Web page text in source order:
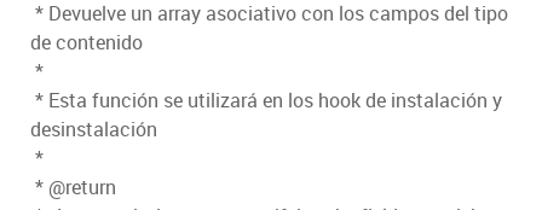
* Devuelve un array asociativo con los campos del tipo
de contenido
*
* Esta función se utilizará en los hook de instalación y
desinstalación
*
* @return